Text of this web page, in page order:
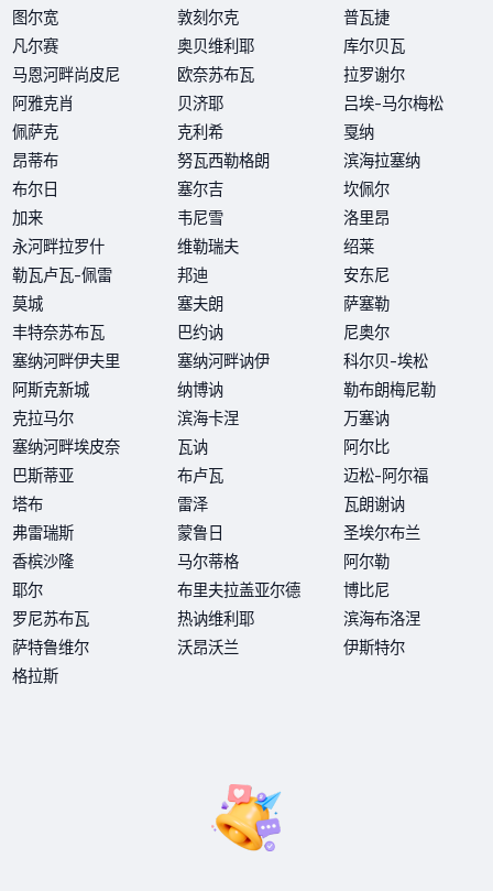
图尔宽
敦刻尔克
普瓦捷
凡尔赛
奥贝维利耶
库尔贝瓦
马恩河畔尚皮尼
欧奈苏布瓦
拉罗谢尔
阿雅克肖
贝济耶
吕埃-马尔梅松
佩萨克
克利希
戛纳
昂蒂布
努瓦西勒格朗
滨海拉塞纳
布尔日
塞尔吉
坎佩尔
加来
韦尼雪
洛里昂
永河畔拉罗什
维勒瑞夫
绍莱
勒瓦卢瓦-佩雷
邦迪
安东尼
莫城
塞夫朗
萨塞勒
丰特奈苏布瓦
巴约讷
尼奥尔
塞纳河畔伊夫里
塞纳河畔讷伊
科尔贝-埃松
阿斯克新城
纳博讷
勒布朗梅尼勒
克拉马尔
滨海卡涅
万塞讷
塞纳河畔埃皮奈
瓦讷
阿尔比
巴斯蒂亚
布卢瓦
迈松-阿尔福
塔布
雷泽
瓦朗谢讷
弗雷瑞斯
蒙鲁日
圣埃尔布兰
香槟沙隆
马尔蒂格
阿尔勒
耶尔
布里夫拉盖亚尔德
博比尼
罗尼苏布瓦
热讷维利耶
滨海布洛涅
萨特鲁维尔
沃昂沃兰
伊斯特尔
格拉斯